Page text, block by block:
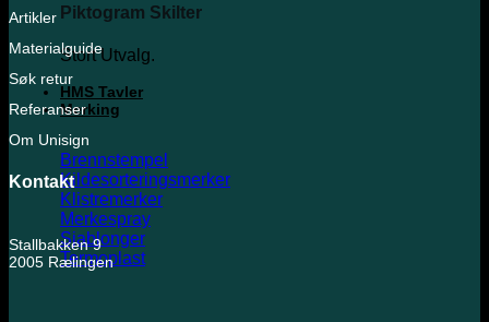
Piktogram Skilter
Stort Utvalg.
HMS Tavler
Merking
Brennstempel
Kildesorteringsmerker
Klistremerker
Merkespray
Sjablonger
Termoplast
Artikler
Materialguide
Søk retur
Referanser
Om Unisign
Kontakt
Stallbakken 9
2005 Rælingen